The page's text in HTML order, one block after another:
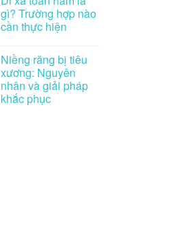
gì? Trường hợp nào
cần thực hiện
Niềng răng bị tiêu
xương: Nguyên
nhân và giải pháp
khắc phục